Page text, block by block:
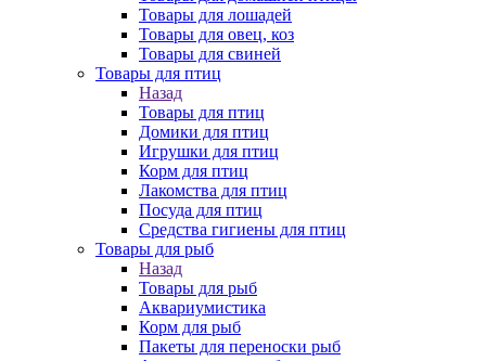
Товары для лошадей
Товары для овец, коз
Товары для свиней
Товары для птиц
Назад
Товары для птиц
Домики для птиц
Игрушки для птиц
Корм для птиц
Лакомства для птиц
Посуда для птиц
Средства гигиены для птиц
Товары для рыб
Назад
Товары для рыб
Аквариумистика
Корм для рыб
Пакеты для переноски рыб